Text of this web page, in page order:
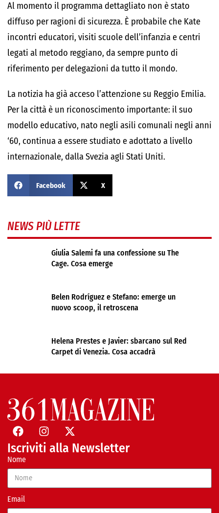
Al momento il programma dettagliato non è stato
diffuso per ragioni di sicurezza. È probabile che Kate
incontri educatori, visiti scuole dell’infanzia e centri
legati al metodo reggiano, da sempre punto di
riferimento per delegazioni da tutto il mondo.
La notizia ha già acceso l’attenzione su Reggio Emilia.
Per la città è un riconoscimento importante: il suo
modello educativo, nato negli asili comunali negli anni
‘60, continua a essere studiato e adottato a livello
internazionale, dalla Svezia agli Stati Uniti.
Facebook X
NEWS PIÙ LETTE
Giulia Salemi fa una confessione su The
Cage. Cosa emerge
Belen Rodríguez e Stefano: emerge un
nuovo scoop, il retroscena
Helena Prestes e Javier: sbarcano sul Red
Carpet di Venezia. Cosa accadrà
Iscriviti alla Newsletter
Nome
Email